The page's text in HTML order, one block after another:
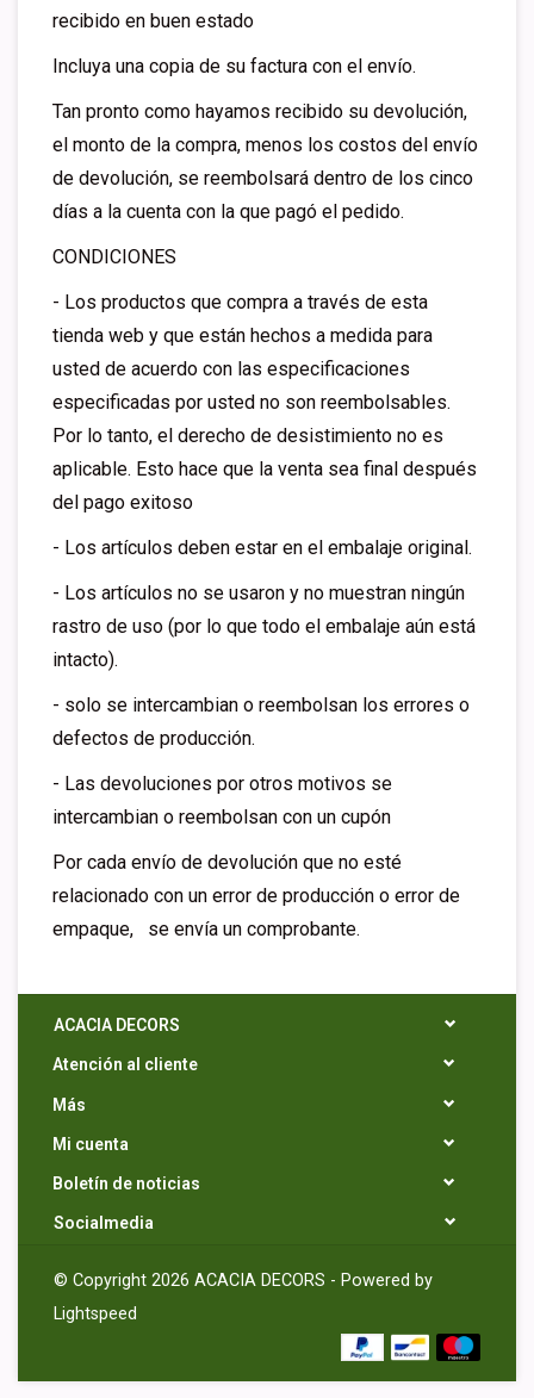
recibido en buen estado
Incluya una copia de su factura con el envío.
Tan pronto como hayamos recibido su devolución,
el monto de la compra, menos los costos del envío
de devolución, se reembolsará dentro de los cinco
días a la cuenta con la que pagó el pedido.
CONDICIONES
- Los productos que compra a través de esta
tienda web y que están hechos a medida para
usted de acuerdo con las especificaciones
especificadas por usted no son reembolsables.
Por lo tanto, el derecho de desistimiento no es
aplicable. Esto hace que la venta sea final después
del pago exitoso
- Los artículos deben estar en el embalaje original.
- Los artículos no se usaron y no muestran ningún
rastro de uso (por lo que todo el embalaje aún está
intacto).
- solo se intercambian o reembolsan los errores o
defectos de producción.
- Las devoluciones por otros motivos se
intercambian o reembolsan con un cupón
Por cada envío de devolución que no esté
relacionado con un error de producción o error de
empaque, se envía un comprobante.
ACACIA DECORS
Atención al cliente
Más
Mi cuenta
Boletín de noticias
Socialmedia
© Copyright 2026 ACACIA DECORS - Powered by
Lightspeed